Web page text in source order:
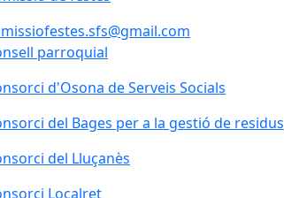
parroquial
d'Osona de Serveis Socials
del Bages per a la gestió de residus
del Lluçanès
Localret